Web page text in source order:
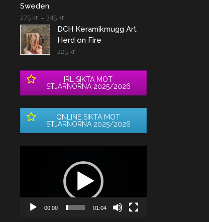
Sweden
275 kr– 345 kr
DCH Keramikmugg Art
Herd on Fire
225 kr
IRL SIKTA MOT
STJÄRNORNA 2025/2026
ONLINE SIKTA MOT
STJÄRNORNA 2025/2026
00:00 01:04